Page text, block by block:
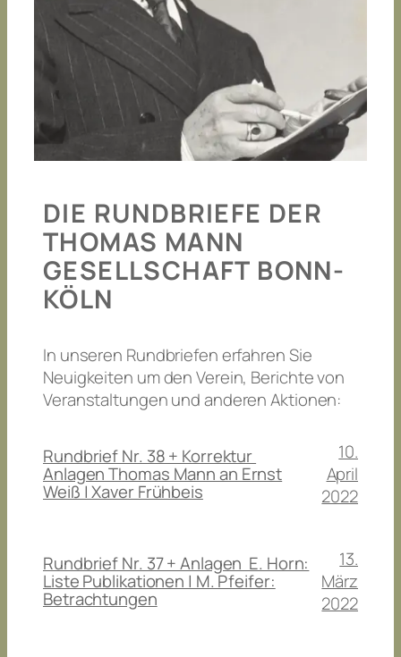
DIE RUNDBRIEFE DER
THOMAS MANN
GESELLSCHAFT BONN-
KÖLN
In unseren Rundbriefen erfahren Sie
Neuigkeiten um den Verein, Berichte von
Veranstaltungen und anderen Aktionen:
Rundbrief Nr. 38 + Korrektur
Anlagen Thomas Mann an Ernst
Weiß | Xaver Frühbeis
10.
April
2022
Rundbrief Nr. 37 + Anlagen E. Horn:
Liste Publikationen | M. Pfeifer:
Betrachtungen
13.
März
2022